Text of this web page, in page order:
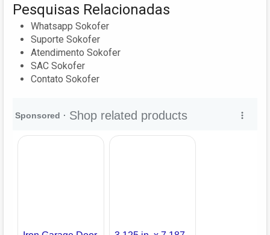
Pesquisas Relacionadas
Whatsapp Sokofer
Suporte Sokofer
Atendimento Sokofer
SAC Sokofer
Contato Sokofer